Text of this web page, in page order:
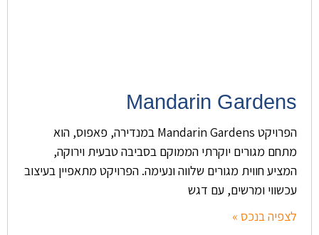
Mandarin Gardens
הפרויקט Mandarin Gardens במנדירה, פאפוס, הוא
מתחם מגורים יוקרתי הממוקם בסביבה טבעית וירוקה,
המציע חווית מגורים שלווה ונעימה. הפרויקט מתאפיין בעיצוב
עכשווי ומרשים, עם דגש
לצפיה בנכס »